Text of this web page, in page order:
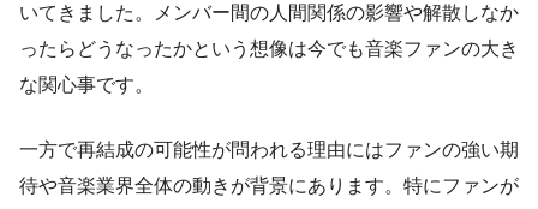
いてきました。メンバー間の人間関係の影響や解散しなか
ったらどうなったかという想像は今でも音楽ファンの大き
な関心事です。
一方で再結成の可能性が問われる理由にはファンの強い期
待や音楽業界全体の動きが背景にあります。特にファンが